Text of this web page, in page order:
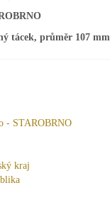
tácek, průměr 107 mm
- STAROBRNO
kraj